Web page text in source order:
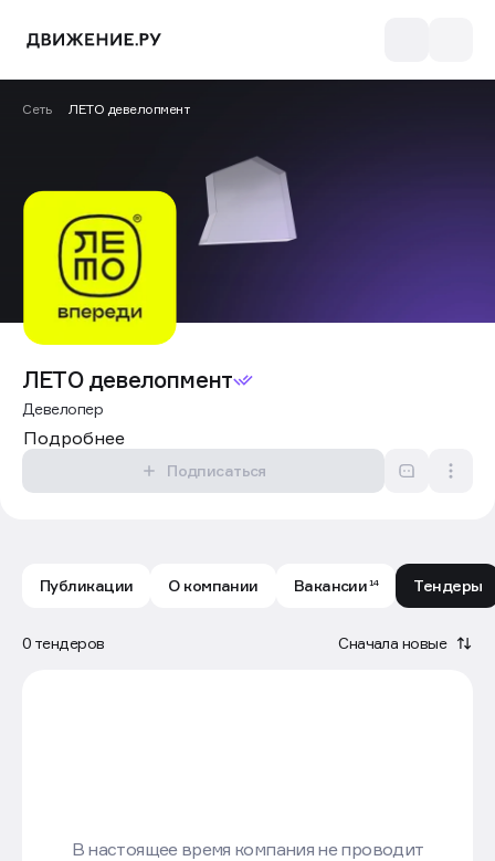
Сеть ЛЕТО девелопмент
ЛЕТО девелопмент
Девелопер
Подробнее
Подписаться
Публикации О компании Вакансии 14 Тендеры
0 тендеров Сначала новые
В настоящее время компания не проводит